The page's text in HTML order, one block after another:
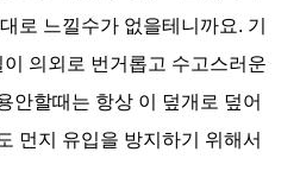
로 느낄수가 없을테니까요. 기
의외로 번거롭고 수고스러운
안할때는 항상 이 덮개로 덮어
먼지 유입을 방지하기 위해서